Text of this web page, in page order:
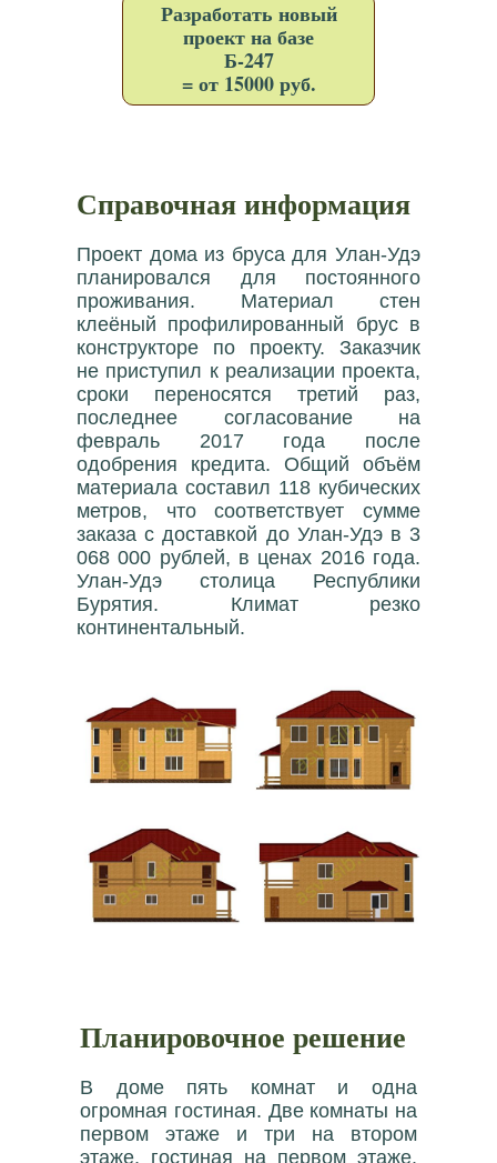
Разработать новый
проект на базе
Б-247
= от 15000 руб.
Справочная информация
Проект дома из бруса для Улан-Удэ
планировался для постоянного
проживания. Материал стен
клеёный профилированный брус в
конструкторе по проекту. Заказчик
не приступил к реализации проекта,
сроки переносятся третий раз,
последнее согласование на
февраль 2017 года после
одобрения кредита. Общий объём
материала составил 118 кубических
метров, что соответствует сумме
заказа с доставкой до Улан-Удэ в 3
068 000 рублей, в ценах 2016 года.
Улан-Удэ столица Республики
Бурятия. Климат резко
континентальный.
Планировочное решение
В доме пять комнат и одна
огромная гостиная. Две комнаты на
первом этаже и три на втором
этаже, гостиная на первом этаже.